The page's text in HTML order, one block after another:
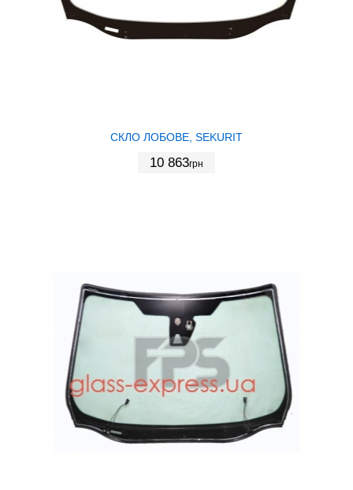
СКЛО ЛОБОВЕ, SEKURIT
10 863грн